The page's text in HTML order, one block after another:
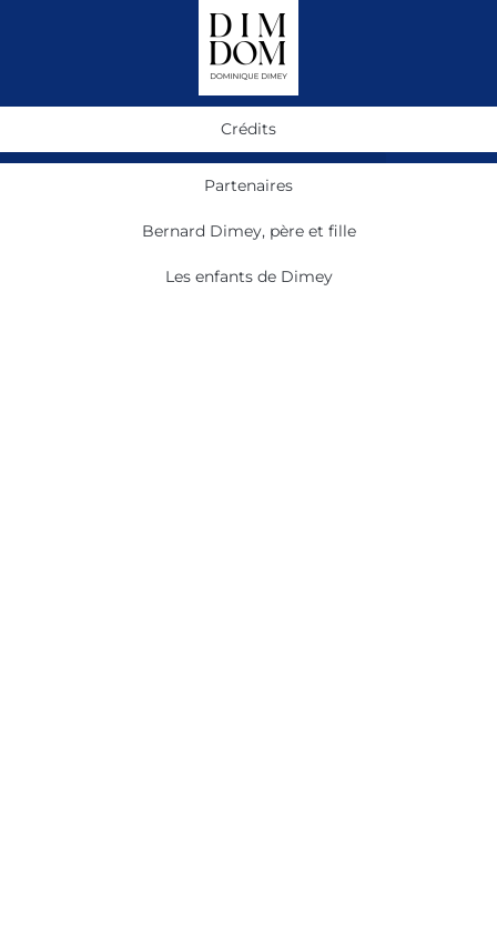
Crédits
Partenaires
Bernard Dimey, père et fille
Les enfants de Dimey